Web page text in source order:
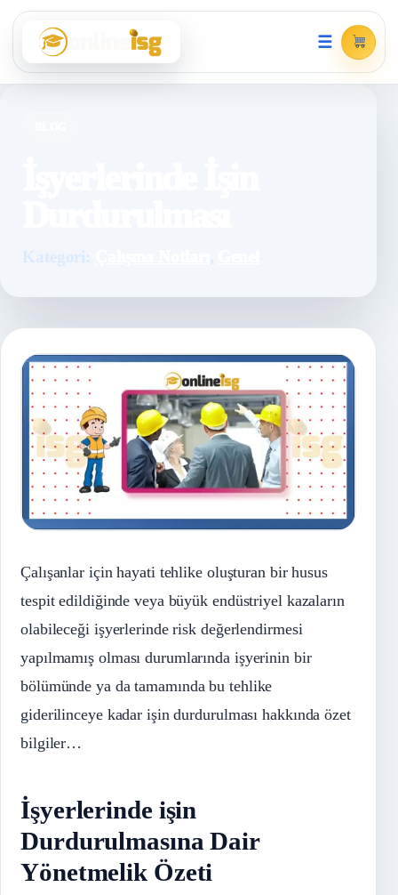
☰
Kategori: ,
Çalışanlar için hayati tehlike oluşturan bir husus
tespit edildiğinde veya büyük endüstriyel kazaların
olabileceği işyerlerinde risk değerlendirmesi
yapılmamış olması durumlarında işyerinin bir
bölümünde ya da tamamında bu tehlike
giderilinceye kadar işin durdurulması hakkında özet
bilgiler…
İşyerlerinde işin
Durdurulmasına Dair
Yönetmelik Özeti